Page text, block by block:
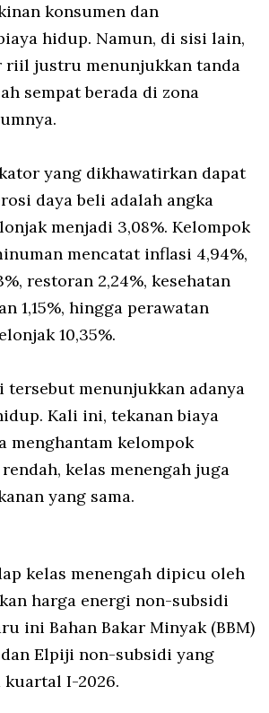
konsumen dan
hidup. Namun, di sisi lain,
riil justru menunjukkan tanda
sempat berada di zona
yang dikhawatirkan dapat
daya beli adalah angka
menjadi 3,08%. Kelompok
mencatat inflasi 4,94%,
restoran 2,24%, kesehatan
1,15%, hingga perawatan
10,35%.
tersebut menunjukkan adanya
Kali ini, tekanan biaya
menghantam kelompok
kelas menengah juga
yang sama.
kelas menengah dipicu oleh
harga energi non-subsidi
ini Bahan Bakar Minyak (BBM)
Elpiji non-subsidi yang
I-2026.